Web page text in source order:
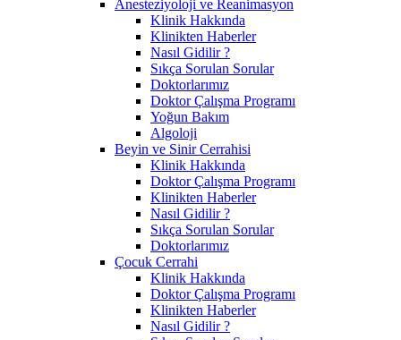
Anesteziyoloji ve Reanimasyon
Klinik Hakkında
Klinikten Haberler
Nasıl Gidilir ?
Sıkça Sorulan Sorular
Doktorlarımız
Doktor Çalışma Programı
Yoğun Bakım
Algoloji
Beyin ve Sinir Cerrahisi
Klinik Hakkında
Doktor Çalışma Programı
Klinikten Haberler
Nasıl Gidilir ?
Sıkça Sorulan Sorular
Doktorlarımız
Çocuk Cerrahi
Klinik Hakkında
Doktor Çalışma Programı
Klinikten Haberler
Nasıl Gidilir ?